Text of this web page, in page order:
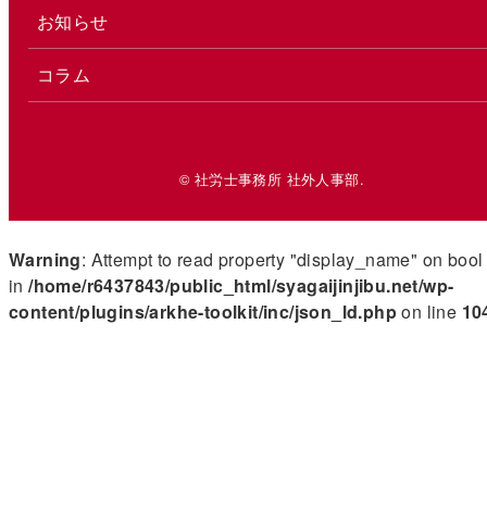
お知らせ
コラム
© 社労士事務所 社外人事部.
Warning: Attempt to read property "display_name" on bool
in/home/r6437843/public_html/syagaijinjibu.net/wp-
content/plugins/arkhe-toolkit/inc/json_ld.phpon line